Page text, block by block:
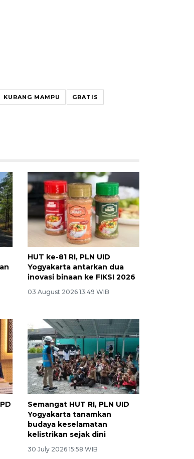
KURANG MAMPU GRATIS
HUT ke-81 RI, PLN UID
Yogyakarta antarkan dua
inovasi binaan ke FIKSI 2026
03 August 2026 13:49 WIB
Semangat HUT RI, PLN UID
Yogyakarta tanamkan
budaya keselamatan
kelistrikan sejak dini
30 July 2026 15:58 WIB